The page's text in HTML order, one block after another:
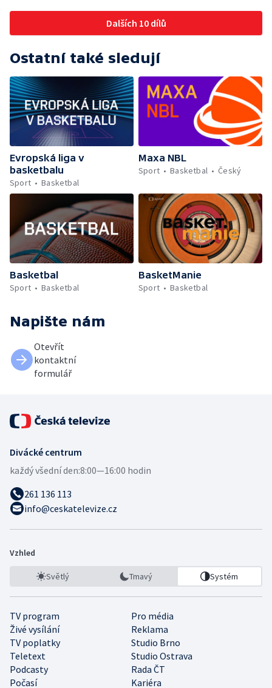
Dalších 10 dílů
Ostatní také sledují
Evropská liga v
basketbalu
Sport
Basketbal
Maxa NBL
Sport
Basketbal Český
Basketbal
Sport
Basketbal
BasketManie
Sport
Basketbal
Napište nám
Otevřít
kontaktní
formulář
Divácké centrum
každý všední den:8:00—16:00 hodin
261 136 113
info@ceskatelevize.cz
Vzhled
Světlý Tmavý Systém
TV program
Pro média
Živé vysílání
Reklama
TV poplatky
Studio Brno
Teletext
Studio Ostrava
Podcasty
Rada ČT
Počasí
Kariéra